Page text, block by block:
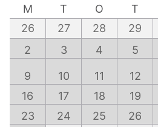
M
T O T
26
27 28 29
2
3 4 5
9 10 11 12
16
17 18 19
23
24 25 26